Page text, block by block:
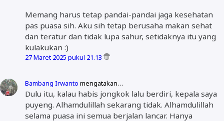
Memang harus tetap pandai-pandai jaga kesehatan
pas puasa sih. Aku sih tetap berusaha makan sehat
dan teratur dan tidak lupa sahur, setidaknya itu yang
kulakukan :)
27 Maret 2025 pukul 21.13
Bambang Irwanto mengatakan…
Dulu itu, kalau habis jongkok lalu berdiri, kepala saya
puyeng. Alhamdulillah sekarang tidak. Alhamdulillah
selama puasa ini semua berjalan lancar. Hanya